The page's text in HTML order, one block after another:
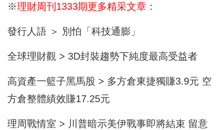
※理財周刊1333期更多精采文章 ：
發行人語 ＞ 別怕「科技通膨」
全球理財觀 > 3D封裝趨勢下純度最高受益者
高資產一籃子黑馬股 > 多方倉東捷獨賺3.9元 空
方倉整體績效賺17.25元
理周戰情室 > 川普暗示美伊戰事即將結束 留意